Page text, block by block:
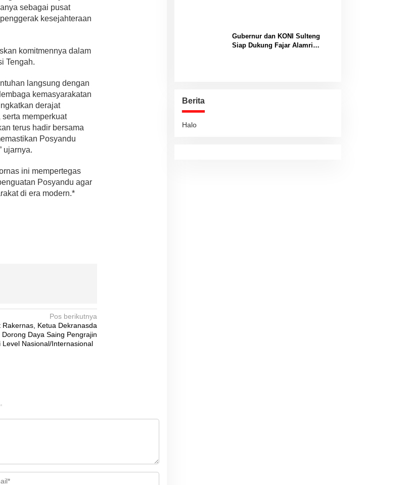
sebagai pusat
kesejahteraan
komitmennya dalam
Tengah.
langsung dengan
kemasyarakatan
derajat
memperkuat
terus hadir bersama
Posyandu
ujarnya.
ini mempertegas
Posyandu agar
di era modern.*
Pos berikutnya
Rakernas, Ketua Dekranasda
Dorong Daya Saing Pengrajin
Level Nasional/Internasional
*
Gubernur dan KONI Sulteng
Siap Dukung Fajar Alamri
Berita
Halo